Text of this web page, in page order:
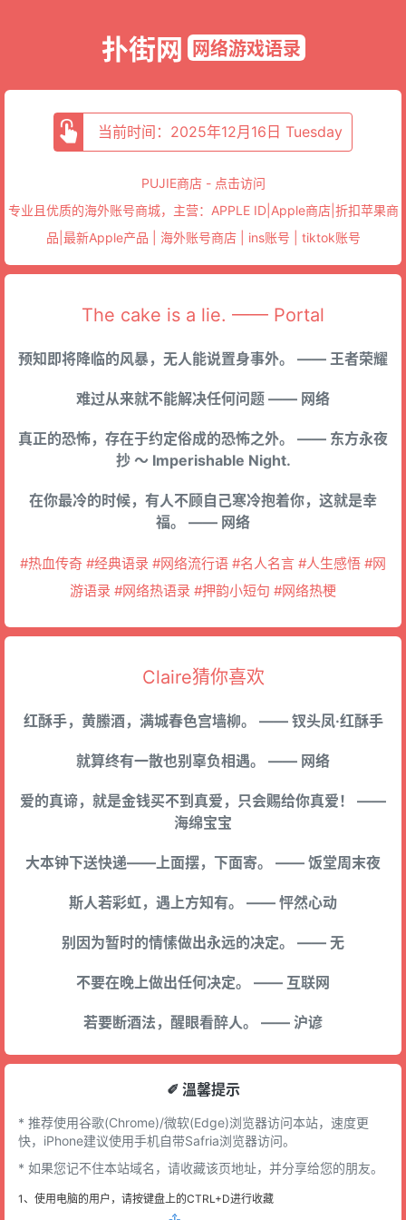
扑街网 网络游戏语录
当前时间：2025年12月16日 Tuesday
PUJIE商店 - 点击访问
专业且优质的海外账号商城，主营：APPLE ID|Apple商店|折扣苹果商
品|最新Apple产品 | 海外账号商店 | ins账号 | tiktok账号
The cake is a lie. —— Portal
预知即将降临的风暴，无人能说置身事外。 —— 王者荣耀
难过从来就不能解决任何问题 —— 网络
真正的恐怖，存在于约定俗成的恐怖之外。 —— 东方永夜
抄 ～ Imperishable Night.
在你最冷的时候，有人不顾自己寒冷抱着你，这就是幸
福。 —— 网络
#热血传奇 #经典语录 #网络流行语 #名人名言 #人生感悟 #网
游语录 #网络热语录 #押韵小短句 #网络热梗
Claire猜你喜欢
红酥手，黄縢酒，满城春色宫墙柳。 —— 钗头凤·红酥手
就算终有一散也别辜负相遇。 —— 网络
爱的真谛，就是金钱买不到真爱，只会赐给你真爱！ ——
海绵宝宝
大本钟下送快递——上面摆，下面寄。 —— 饭堂周末夜
斯人若彩虹，遇上方知有。 —— 怦然心动
别因为暂时的情愫做出永远的决定。 —— 无
不要在晚上做出任何决定。 —— 互联网
若要断酒法，醒眼看醉人。 —— 沪谚
✐ 溫馨提示
* 推荐使用谷歌(Chrome)/微软(Edge)浏览器访问本站，速度更
快，iPhone建议使用手机自带Safria浏览器访问。
* 如果您记不住本站域名，请收藏该页地址，并分享给您的朋友。
1、使用电脑的用户，请按键盘上的CTRL+D进行收藏